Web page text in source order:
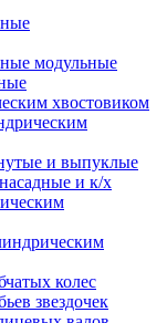
модульные
хвостовиком
и выпуклые
и к/х
колес
звездочек